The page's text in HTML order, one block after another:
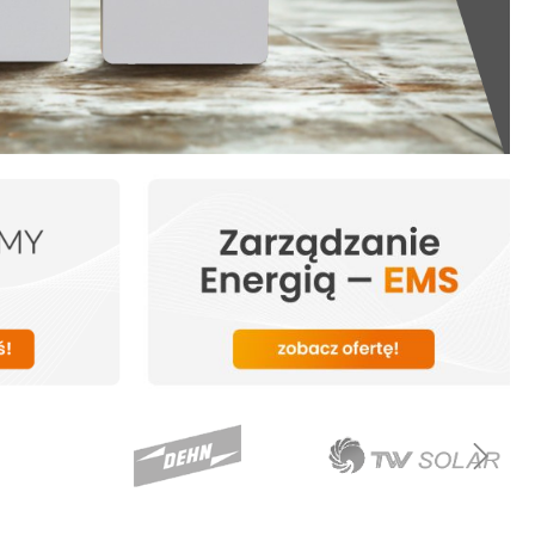
Promocje miesiąca
Ostatnie sztuki
Konwertery
Inwertery
Inwertery z ładowarką
Regulatory ładowania
Sterowanie i monitoring
Akcesoria Victron Energy